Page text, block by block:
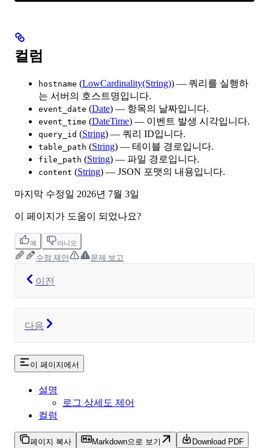
컬럼
hostname (LowCardinality(String)) — 쿼리를 실행하
는 서버의 호스트명입니다.
event_date (Date) — 항목의 날짜입니다.
event_time (DateTime) — 이벤트 발생 시각입니다.
query_id (String) — 쿼리 ID입니다.
table_path (String) — 테이블 경로입니다.
file_path (String) — 파일 경로입니다.
content (String) — JSON 포맷의 내용입니다.
마지막 수정일 2026년 7월 3일
이 페이지가 도움이 되었나요?
예 아니오
수정 제안 문제 보고
이전
다음
이 페이지에서
설명
로그 상세도 제어
컬럼
페이지 복사 Markdown으로 보기 Download PDF